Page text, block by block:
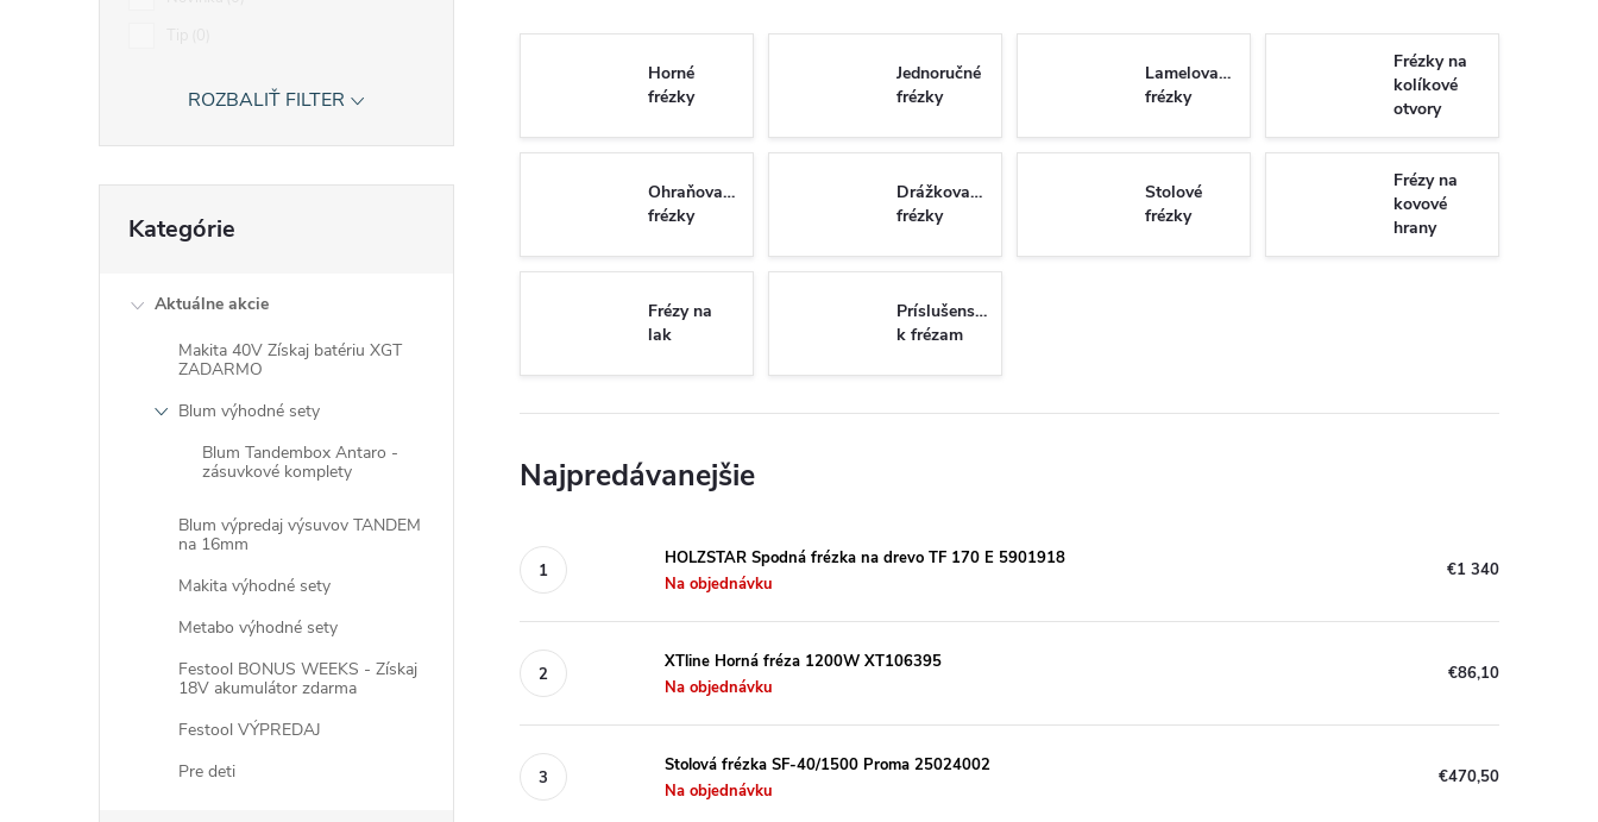
l
ROZBALIŤ FILTER
kategórie
Kategórie
Aktuálne akcie
Makita 40V Získaj batériu XGT
ZADARMO
Blum výhodné sety
Blum Tandembox Antaro -
zásuvkové komplety
Blum výpredaj výsuvov TANDEM
na 16mm
Makita výhodné sety
Metabo výhodné sety
Festool BONUS WEEKS - Získaj
18V akumulátor zdarma
Festool VÝPREDAJ
Pre deti
Horné
frézky
Jednoručné
frézky
Lamelovacie
frézky
Frézky na
kolíkové
otvory
Ohraňovacie
frézky
Drážkovacie
frézky
Stolové
frézky
Frézy na
kovové
hrany
Frézy na
lak
Príslušenstvo
k frézam
Najpredávanejšie
HOLZSTAR Spodná frézka na drevo TF 170 E 5901918
Na objednávku
€1 340
XTline Horná fréza 1200W XT106395
Na objednávku
€86,10
Stolová frézka SF-40/1500 Proma 25024002
Na objednávku
€470,50